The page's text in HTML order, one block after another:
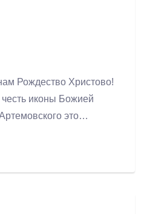
Рождество Христово!
иконы Божией
это
служба состоялась в